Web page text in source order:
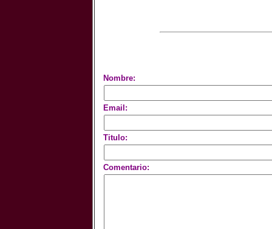
Nombre:
Email:
Titulo:
Comentario: